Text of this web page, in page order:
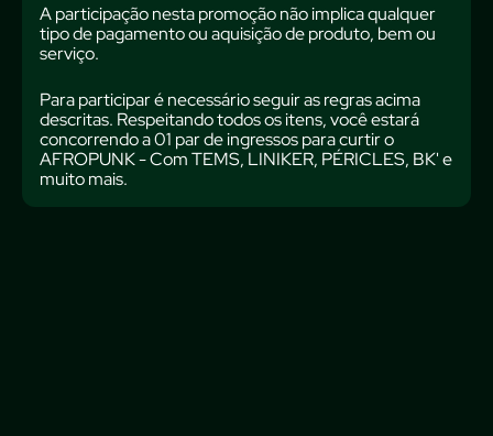
A participação nesta promoção não implica qualquer
tipo de pagamento ou aquisição de produto, bem ou
serviço.
Para participar é necessário seguir as regras acima
descritas. Respeitando todos os itens, você estará
concorrendo a 01 par de ingressos para curtir o
AFROPUNK - Com TEMS, LINIKER, PÉRICLES, BK' e
muito mais.